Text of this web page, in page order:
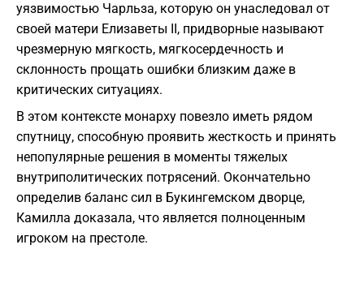
уязвимостью Чарльза, которую он унаследовал от
своей матери Елизаветы II, придворные называют
чрезмерную мягкость, мягкосердечность и
склонность прощать ошибки близким даже в
критических ситуациях.
В этом контексте монарху повезло иметь рядом
спутницу, способную проявить жесткость и принять
непопулярные решения в моменты тяжелых
внутриполитических потрясений. Окончательно
определив баланс сил в Букингемском дворце,
Камилла доказала, что является полноценным
игроком на престоле.